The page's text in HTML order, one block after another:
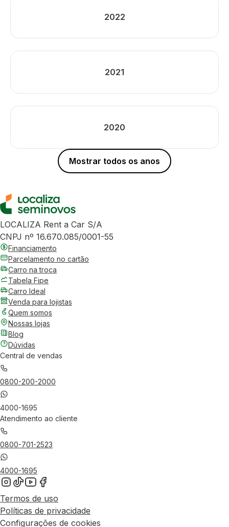
2022
2021
2020
Mostrar todos os anos
LOCALIZA Rent a Car S/A
CNPJ nº 16.670.085/0001-55
Financiamento
Parcelamento no cartão
Carro na troca
Tabela Fipe
Carro Ideal
Venda para lojistas
Quem somos
Nossas lojas
Blog
Dúvidas
Central de vendas
0800-200-2000
4000-1695
Atendimento ao cliente
0800-701-2523
4000-1695
Termos de uso
Políticas de privacidade
Configurações de cookies